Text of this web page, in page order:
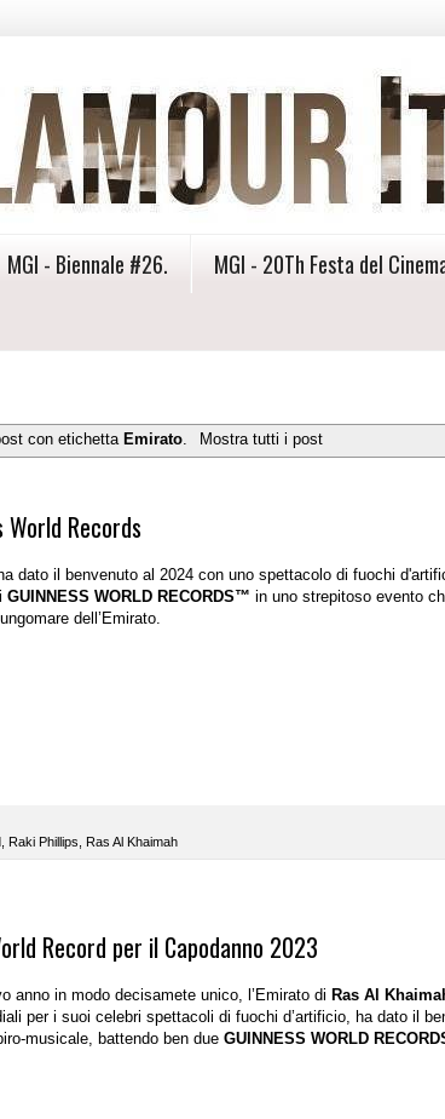
MGI - Biennale #26. MGI - 20Th Festa del
con etichetta Emirato. Mostra tutti i post
World Records
ha dato il benvenuto al 2024 con uno spettacolo di fuochi
GUINNESS WORLD RECORDS™ in uno strepitoso evento
dell’Emirato.
Raki Phillips Ras Al Khaimah
Record per il Capodanno 2023
anno in modo decisamete unico, l’ Emirato di Ras Al
per i suoi celebri spettacoli di fuochi d’artificio, ha dato il
musicale, battendo ben dueGUINNESS WORLD